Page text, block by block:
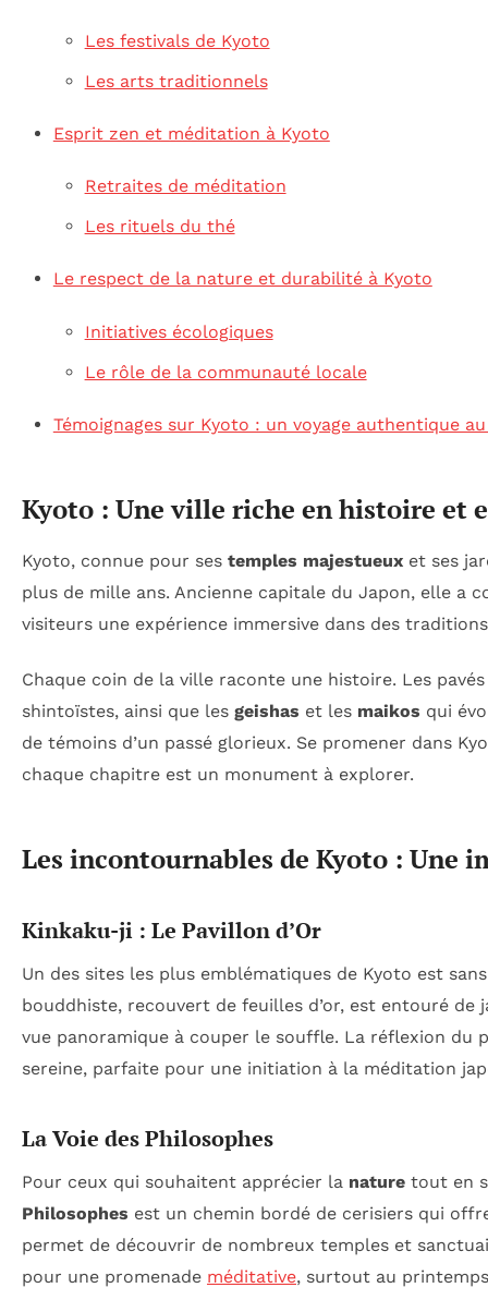
Les festivals de Kyoto
Les arts traditionnels
Esprit zen et méditation à Kyoto
Retraites de méditation
Les rituels du thé
Le respect de la nature et durabilité à Kyoto
Initiatives écologiques
Le rôle de la communauté locale
Témoignages sur Kyoto : un voyage authentique
Kyoto : Une ville riche en histoire et
Kyoto, connue pour ses temples majestueux et ses
plus de mille ans. Ancienne capitale du Japon, elle a
visiteurs une expérience immersive dans des
Chaque coin de la ville raconte une histoire. Les
shintoïstes, ainsi que les geishas et les maikos qui
de témoins d’un passé glorieux. Se promener dans
chaque chapitre est un monument à explorer.
Les incontournables de Kyoto : Une
Kinkaku-ji : Le Pavillon d’Or
Un des sites les plus emblématiques de Kyoto est
bouddhiste, recouvert de feuilles d’or, est entouré
vue panoramique à couper le souffle. La réflexion du
sereine, parfaite pour une initiation à la méditation
La Voie des Philosophes
Pour ceux qui souhaitent apprécier la nature tout en
Philosophes est un chemin bordé de cerisiers qui
permet de découvrir de nombreux temples et
pour une promenade méditative, surtout au